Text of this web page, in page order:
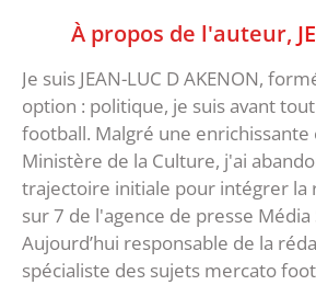
À propos de l'auteur,
Je suis JEAN-LUC D AKENON,
option : politique, je suis avant
football. Malgré une enrichissante
Ministère de la Culture, j'ai
trajectoire initiale pour intégrer la
sur 7 de l'agence de presse Média
Aujourd’hui responsable de la
spécialiste des sujets mercato